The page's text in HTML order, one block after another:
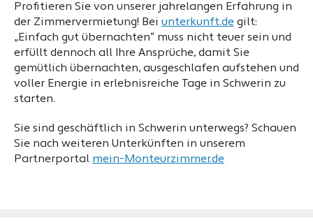
Profitieren Sie von unserer jahrelangen Erfahrung in
der Zimmervermietung! Bei unterkunft.de gilt:
„Einfach gut übernachten“ muss nicht teuer sein und
erfüllt dennoch all Ihre Ansprüche, damit Sie
gemütlich übernachten, ausgeschlafen aufstehen und
voller Energie in erlebnisreiche Tage in Schwerin zu
starten.
Sie sind geschäftlich in Schwerin unterwegs? Schauen
Sie nach weiteren Unterkünften in unserem
Partnerportal mein-Monteurzimmer.de